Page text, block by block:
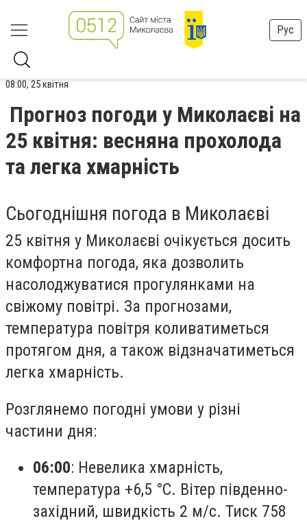
Рус
08:00, 25 квітня
Прогноз погоди у Миколаєві на
25 квітня: весняна прохолода
та легка хмарність
Сьогоднішня погода в Миколаєві
25 квітня у Миколаєві очікується досить
комфортна погода, яка дозволить
насолоджуватися прогулянками на
свіжому повітрі. За прогнозами,
температура повітря коливатиметься
протягом дня, а також відзначатиметься
легка хмарність.
Розглянемо погодні умови у різні
частини дня:
06:00: Невелика хмарність,
температура +6,5 °С. Вітер південно-
західний, швидкість 2 м/с. Тиск 758